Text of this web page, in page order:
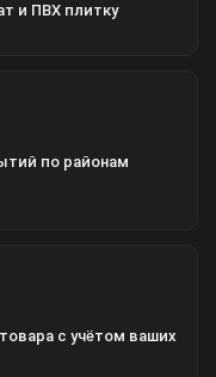
и ПВХ плитку
по районам
с учётом ваших